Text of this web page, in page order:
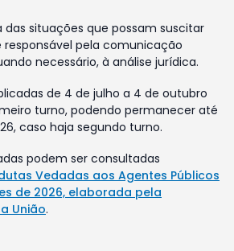
das situações que possam suscitar
responsável pela comunicação
necessário, à análise jurídica.
de 4 de julho a 4 de outubro
turno, podendo permanecer até
caso haja segundo turno.
podem ser consultadas
Vedadas aos Agentes Públicos
de 2026, elaborada pela
União.